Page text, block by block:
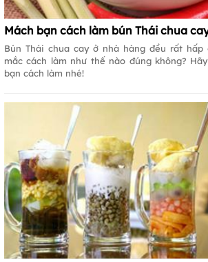
Mách bạn cách làm bún Thái chua
Bún Thái chua cay ở nhà hàng đều rất hấp
mắc cách làm như thế nào đúng không?
bạn cách làm nhé!